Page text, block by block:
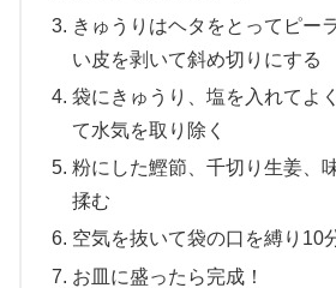
きゅうりはヘタをとってピー
い皮を剥いて斜め切りにする
袋にきゅうり、塩を入れてよ
て水気を取り除く
粉にした鰹節、千切り生姜、
揉む
空気を抜いて袋の口を縛り10
お皿に盛ったら完成！